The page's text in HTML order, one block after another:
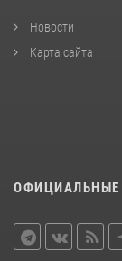
Новости
Карта сайта
ОФИЦИАЛЬНЫЕ